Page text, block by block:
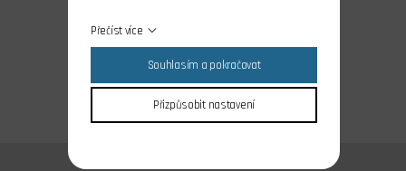
Přečíst více
Souhlasím a pokračovat
Přizpůsobit nastavení